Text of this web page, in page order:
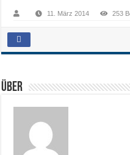
11. März 2014 253
Über